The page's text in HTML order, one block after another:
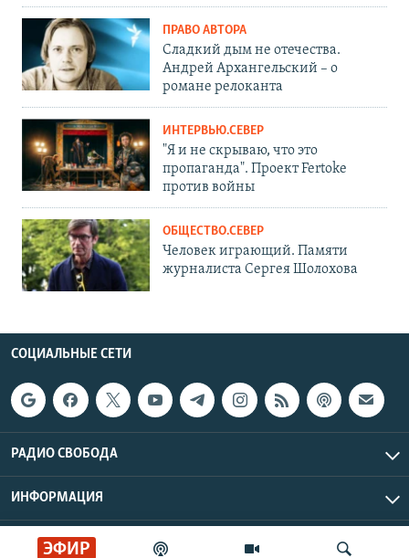
ЭФИР
ПРАВО АВТОРА
Сладкий дым не отечества.
Андрей Архангельский – о
романе релоканта
ИНТЕРВЬЮ.СЕВЕР
"Я и не скрываю, что это
пропаганда". Проект Fertoke
против войны
ОБЩЕСТВО.СЕВЕР
Человек играющий. Памяти
журналиста Сергея Шолохова
СОЦИАЛЬНЫЕ СЕТИ
РАДИО СВОБОДА
ИНФОРМАЦИЯ
Радио Свобода © 2026 RFE/RL, Inc. | Все права защищены.